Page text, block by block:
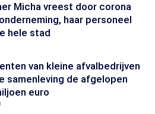
Micha vreest door corona
haar personeel
hele stad
van kleine afvalbedrijven
samenleving de afgelopen
euro